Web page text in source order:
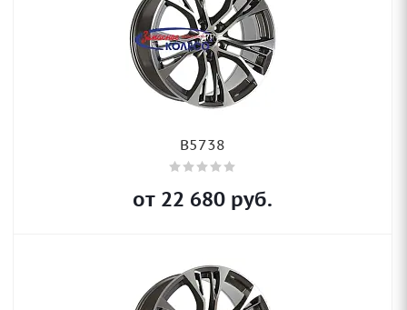
B5738
от 22 680 руб.